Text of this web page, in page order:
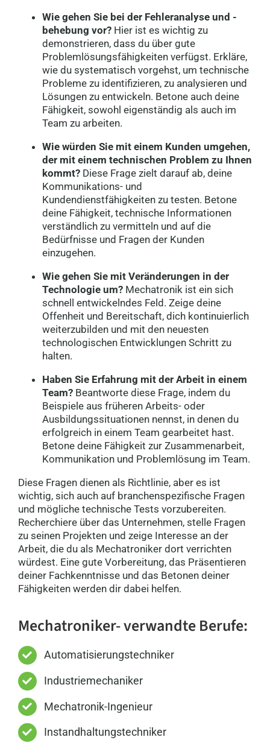
Wie gehen Sie bei der Fehleranalyse und -
behebung vor? Hier ist es wichtig zu
demonstrieren, dass du über gute
Problemlösungsfähigkeiten verfügst. Erkläre,
wie du systematisch vorgehst, um technische
Probleme zu identifizieren, zu analysieren und
Lösungen zu entwickeln. Betone auch deine
Fähigkeit, sowohl eigenständig als auch im
Team zu arbeiten.
Wie würden Sie mit einem Kunden umgehen,
der mit einem technischen Problem zu Ihnen
kommt? Diese Frage zielt darauf ab, deine
Kommunikations- und
Kundendienstfähigkeiten zu testen. Betone
deine Fähigkeit, technische Informationen
verständlich zu vermitteln und auf die
Bedürfnisse und Fragen der Kunden
einzugehen.
Wie gehen Sie mit Veränderungen in der
Technologie um? Mechatronik ist ein sich
schnell entwickelndes Feld. Zeige deine
Offenheit und Bereitschaft, dich kontinuierlich
weiterzubilden und mit den neuesten
technologischen Entwicklungen Schritt zu
halten.
Haben Sie Erfahrung mit der Arbeit in einem
Team?Beantworte diese Frage, indem du
Beispiele aus früheren Arbeits- oder
Ausbildungssituationen nennst, in denen du
erfolgreich in einem Team gearbeitet hast.
Betone deine Fähigkeit zur Zusammenarbeit,
Kommunikation und Problemlösung im Team.
Diese Fragen dienen als Richtlinie, aber es ist
wichtig, sich auch auf branchenspezifische Fragen
und mögliche technische Tests vorzubereiten.
Recherchiere über das Unternehmen, stelle Fragen
zu seinen Projekten und zeige Interesse an der
Arbeit, die du als Mechatroniker dort verrichten
würdest. Eine gute Vorbereitung, das Präsentieren
deiner Fachkenntnisse und das Betonen deiner
Fähigkeiten werden dir dabei helfen.
Mechatroniker- verwandte Berufe:
Automatisierungstechniker
Industriemechaniker
Mechatronik-Ingenieur
Instandhaltungstechniker